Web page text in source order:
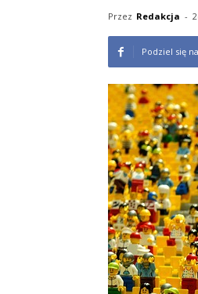
Przez Redakcja -
Podziel się